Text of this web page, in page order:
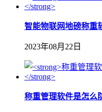
智能物联网地磅称重
2023年08月22日
称重管理软件是怎么